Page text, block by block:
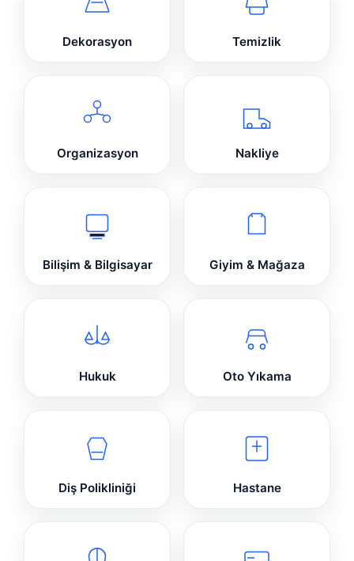
Dekorasyon Temizlik
Organizasyon Nakliye
Bilişim & Bilgisayar Giyim & Mağaza
Hukuk Oto Yıkama
Diş Polikliniği Hastane